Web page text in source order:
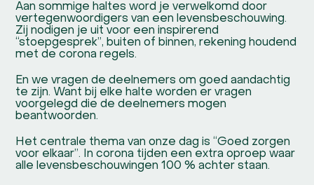
Aan sommige haltes word je verwelkomd door
vertegenwoordigers van een levensbeschouwing.
Zij nodigen je uit voor een inspirerend
“stoepgesprek”, buiten of binnen, rekening houdend
met de corona regels.
En we vragen de deelnemers om goed aandachtig
te zijn. Want bij elke halte worden er vragen
voorgelegd die de deelnemers mogen
beantwoorden.
Het centrale thema van onze dag is “Goed zorgen
voor elkaar”. In corona tijden een extra oproep waar
alle levensbeschouwingen 100 % achter staan.